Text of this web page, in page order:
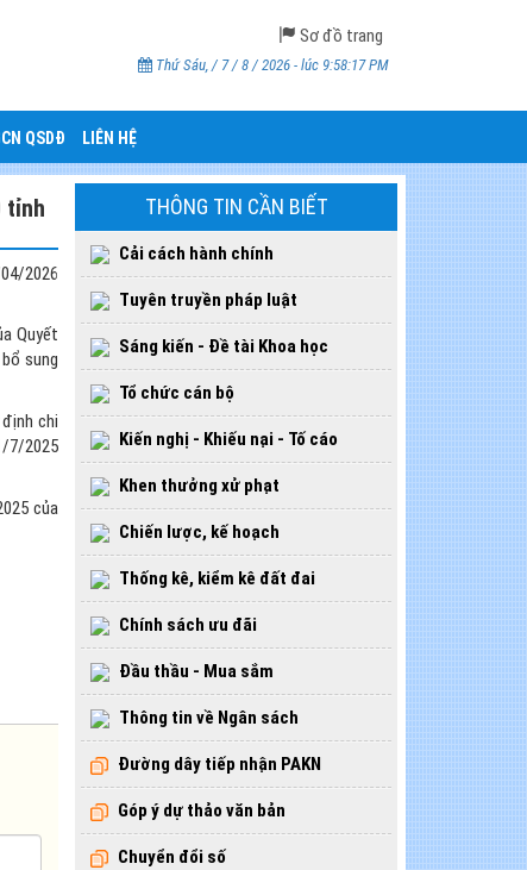
Sơ đồ trang
Thứ Sáu, / 7 / 8 / 2026 - lúc 9:58:18 PM
QSDĐ LIÊN HỆ
tỉnh
2026
Quyết
sung
chi
7/2025
của
THÔNG TIN CẦN BIẾT
Cải cách hành chính
Tuyên truyền pháp luật
Sáng kiến - Đề tài Khoa học
Tổ chức cán bộ
Kiến nghị - Khiếu nại - Tố cáo
Khen thưởng xử phạt
Chiến lược, kế hoạch
Thống kê, kiểm kê đất đai
Chính sách ưu đãi
Đầu thầu - Mua sắm
Thông tin về Ngân sách
Đường dây tiếp nhận PAKN
Góp ý dự thảo văn bản
Chuyển đổi số